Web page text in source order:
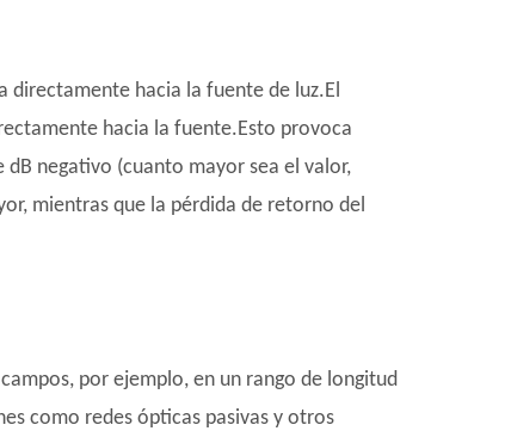
hacia la fuente de luz.El
hacia la fuente.Esto provoca
negativo (cuanto mayor sea el valor,
mientras que la pérdida de retorno del
por ejemplo, en un rango de longitud
como redes ópticas pasivas y otros